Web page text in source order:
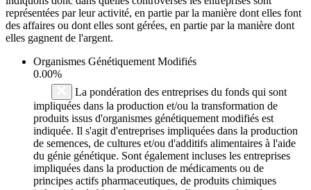
représentées par leur activité, en partie par la manière dont elles font
des affaires ou dont elles sont gérées, en partie par la manière dont
elles gagnent de l'argent.
Organismes Génétiquement Modifiés
0.00%
La pondération des entreprises du fonds qui sont
impliquées dans la production et/ou la transformation de
produits issus d'organismes génétiquement modifiés est
indiquée. Il s'agit d'entreprises impliquées dans la production
de semences, de cultures et/ou d'additifs alimentaires à l'aide
du génie génétique. Sont également incluses les entreprises
impliquées dans la production de médicaments ou de
principes actifs pharmaceutiques, de produits chimiques